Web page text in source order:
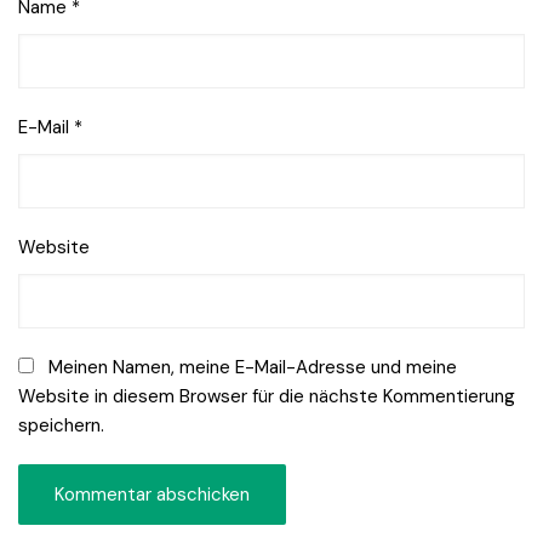
Name *
E-Mail *
Website
Meinen Namen, meine E-Mail-Adresse und meine
Website in diesem Browser für die nächste Kommentierung
speichern.